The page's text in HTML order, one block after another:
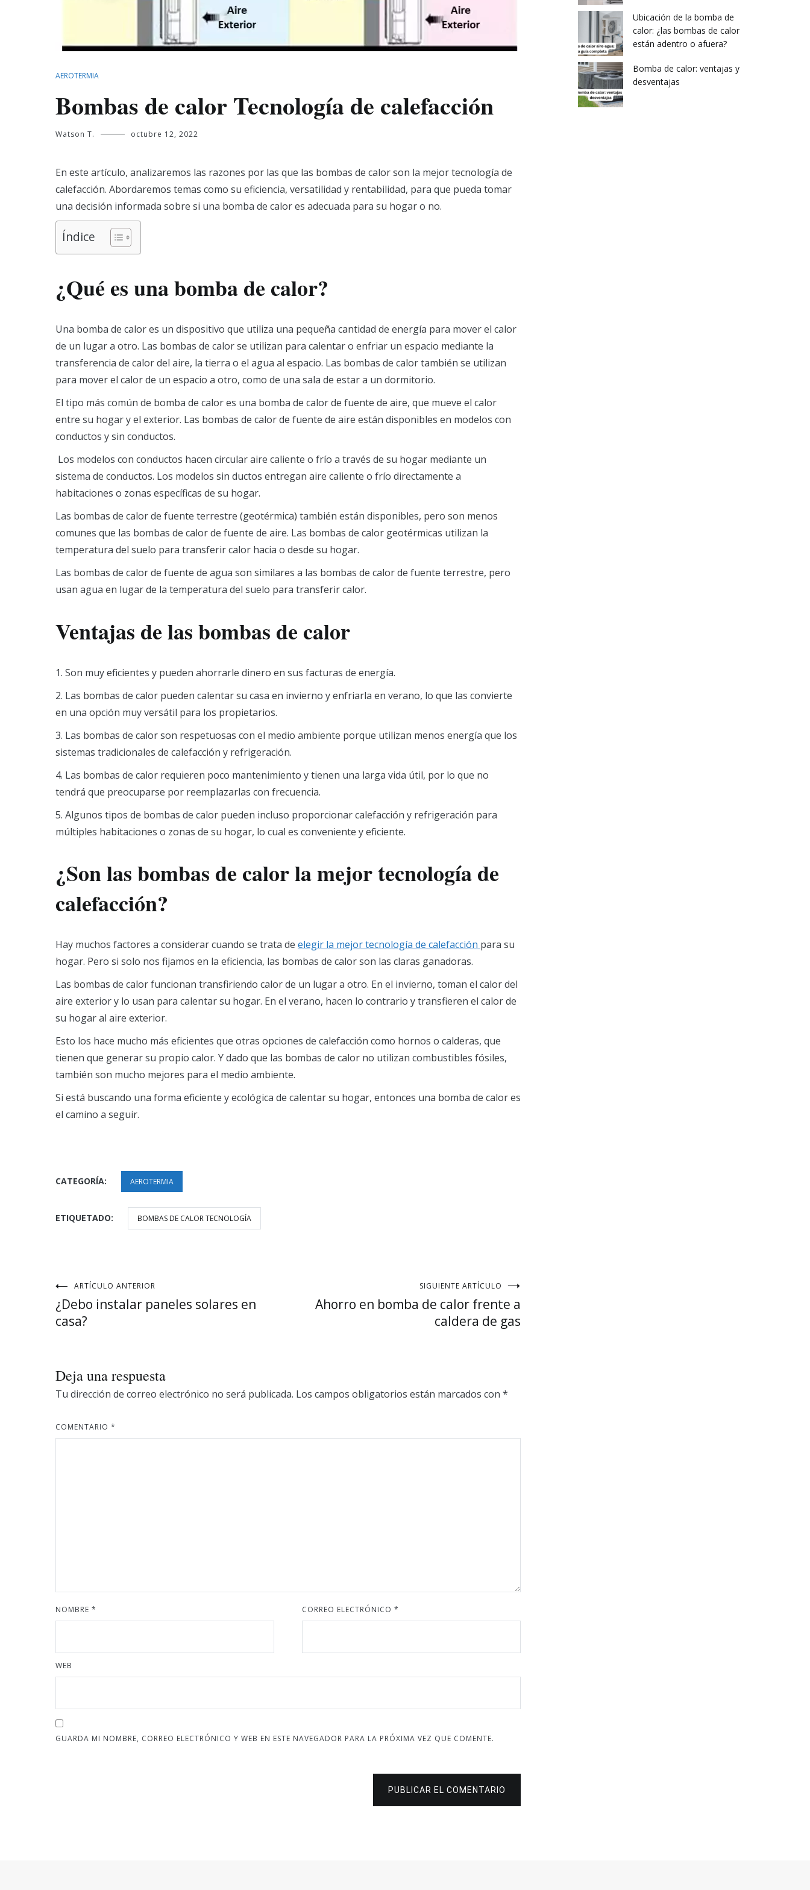
AEROTERMIA
Bombas de calor Tecnología de calefacción
Watson T. octubre 12, 2022
En este artículo, analizaremos las razones por las que las bombas de calor son la mejor tecnología de
calefacción. Abordaremos temas como su eficiencia, versatilidad y rentabilidad, para que pueda tomar
una decisión informada sobre si una bomba de calor es adecuada para su hogar o no.
Índice
¿Qué es una bomba de calor?
Una bomba de calor es un dispositivo que utiliza una pequeña cantidad de energía para mover el calor
de un lugar a otro. Las bombas de calor se utilizan para calentar o enfriar un espacio mediante la
transferencia de calor del aire, la tierra o el agua al espacio. Las bombas de calor también se utilizan
para mover el calor de un espacio a otro, como de una sala de estar a un dormitorio.
El tipo más común de bomba de calor es una bomba de calor de fuente de aire, que mueve el calor
entre su hogar y el exterior. Las bombas de calor de fuente de aire están disponibles en modelos con
conductos y sin conductos.
Los modelos con conductos hacen circular aire caliente o frío a través de su hogar mediante un
sistema de conductos. Los modelos sin ductos entregan aire caliente o frío directamente a
habitaciones o zonas específicas de su hogar.
Las bombas de calor de fuente terrestre (geotérmica) también están disponibles, pero son menos
comunes que las bombas de calor de fuente de aire. Las bombas de calor geotérmicas utilizan la
temperatura del suelo para transferir calor hacia o desde su hogar.
Las bombas de calor de fuente de agua son similares a las bombas de calor de fuente terrestre, pero
usan agua en lugar de la temperatura del suelo para transferir calor.
Ventajas de las bombas de calor
1. Son muy eficientes y pueden ahorrarle dinero en sus facturas de energía.
2. Las bombas de calor pueden calentar su casa en invierno y enfriarla en verano, lo que las convierte
en una opción muy versátil para los propietarios.
3. Las bombas de calor son respetuosas con el medio ambiente porque utilizan menos energía que los
sistemas tradicionales de calefacción y refrigeración.
4. Las bombas de calor requieren poco mantenimiento y tienen una larga vida útil, por lo que no
tendrá que preocuparse por reemplazarlas con frecuencia.
5. Algunos tipos de bombas de calor pueden incluso proporcionar calefacción y refrigeración para
múltiples habitaciones o zonas de su hogar, lo cual es conveniente y eficiente.
¿Son las bombas de calor la mejor tecnología de
calefacción?
Hay muchos factores a considerar cuando se trata de elegir la mejor tecnología de calefacción para su
hogar. Pero si solo nos fijamos en la eficiencia, las bombas de calor son las claras ganadoras.
Las bombas de calor funcionan transfiriendo calor de un lugar a otro. En el invierno, toman el calor del
aire exterior y lo usan para calentar su hogar. En el verano, hacen lo contrario y transfieren el calor de
su hogar al aire exterior.
Esto los hace mucho más eficientes que otras opciones de calefacción como hornos o calderas, que
tienen que generar su propio calor. Y dado que las bombas de calor no utilizan combustibles fósiles,
también son mucho mejores para el medio ambiente.
Si está buscando una forma eficiente y ecológica de calentar su hogar, entonces una bomba de calor es
el camino a seguir.
CATEGORÍA: AEROTERMIA
ETIQUETADO: BOMBAS DE CALOR TECNOLOGÍA
Navegación
de
ARTÍCULO ANTERIOR
¿Debo instalar paneles solares en
casa?
SIGUIENTE ARTÍCULO
Ahorro en bomba de calor frente a
caldera de gas
Deja una respuesta
Tu dirección de correo electrónico no será publicada. Los campos obligatorios están marcados con *
COMENTARIO *
NOMBRE * CORREO ELECTRÓNICO*
WEB
GUARDA MI NOMBRE, CORREO ELECTRÓNICO Y WEB EN ESTE NAVEGADOR PARA LA PRÓXIMA VEZ QUE COMENTE.
PUBLICAR EL COMENTARIO
Ubicación de la bomba de
calor: ¿las bombas de calor
están adentro o afuera?
Bomba de calor: ventajas y
desventajas